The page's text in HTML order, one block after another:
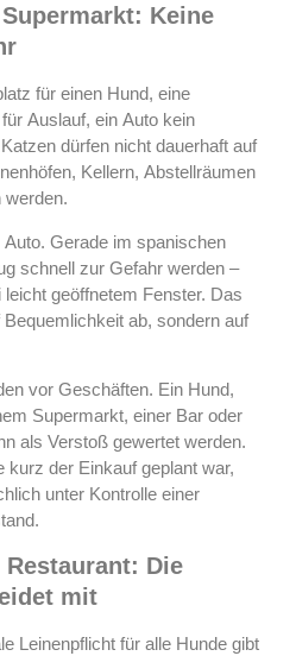
Keine
für einen Hund, eine
Auslauf, ein Auto kein
dürfen nicht dauerhaft auf
Kellern, Abstellräumen
werden.
Gerade im spanischen
schnell zur Gefahr werden –
geöffnetem Fenster. Das
ab, sondern auf
vor Geschäften. Ein Hund,
Supermarkt, einer Bar oder
als Verstoß gewertet werden.
kurz der Einkauf geplant war,
unter Kontrolle einer
Die
mit
Leinenpflicht für alle Hunde gibt